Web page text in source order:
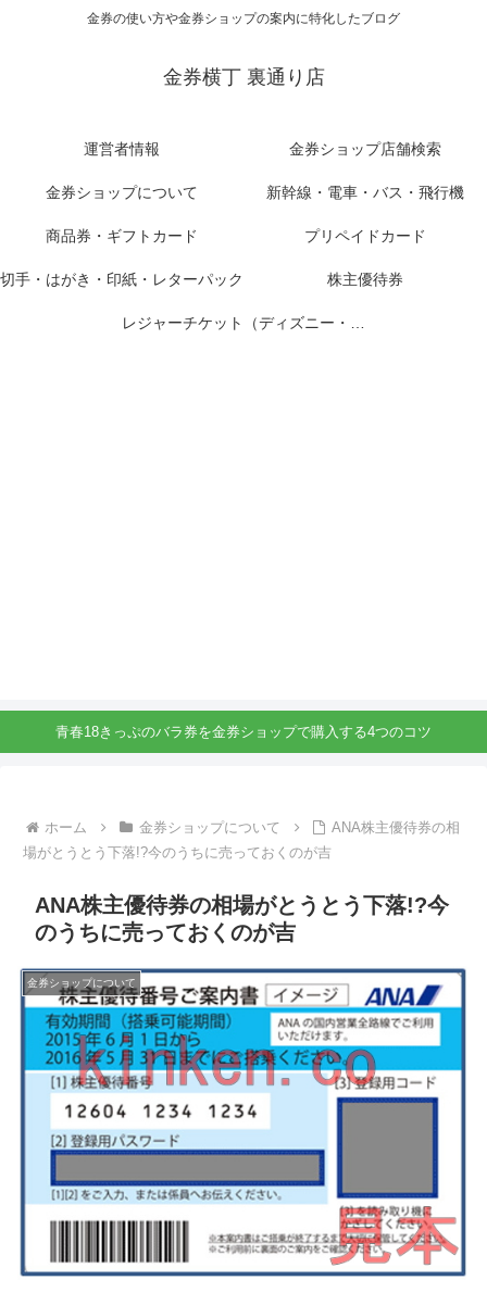
金券の使い方や金券ショップの案内に特化したブログ
金券横丁 裏通り店
運営者情報 金券ショップ店舗検索
金券ショップについて 新幹線・電車・バス・飛行機
商品券・ギフトカード プリペイドカード
切手・はがき・印紙・レターパック 株主優待券
レジャーチケット（ディズニー・USJ他）
青春18きっぷのバラ券を金券ショップで購入する4つのコツ
ホーム 金券ショップについて
ANA株主優待券の相
場がとうとう下落!?今のうちに売っておくのが吉
ANA株主優待券の相場がとうとう下落!?今
のうちに売っておくのが吉
金券ショップについて